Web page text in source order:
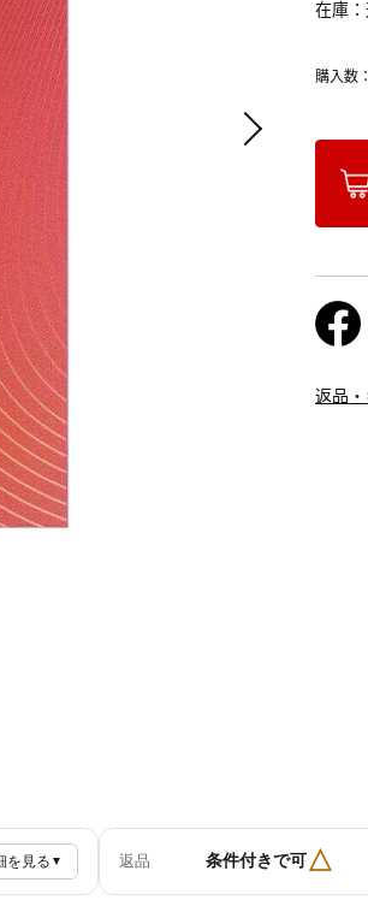
在庫
購入数：
返品
を見る ▼ 返品 条件付きで可△